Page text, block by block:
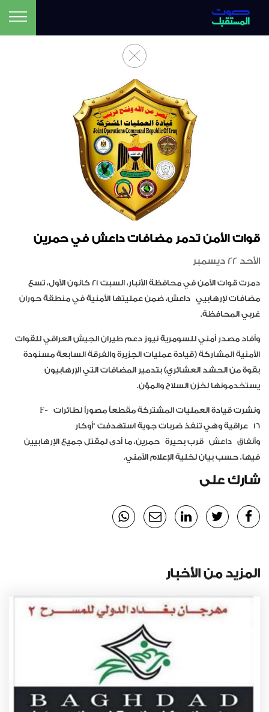
قوات الأمن تدمر مضافات داعش في حمرين
الأحد 22 ديسمبر
دمرت قوات الأمن في محافظة الأنبار، السبت ٢١ كانون الأول، تسع
مضافات لإرهابيي داعش، ضمن عمليتها الأمنية في منطقة حوران
غربي المحافظة.
وأفاد مصدر أمني للسومرية نيوز دعم طيران الجيش العراقي للقوات
الأمنية المشاركة (قيادة عمليات الجزيرة والفرقة السابعة مسنودة
بقوة من الحشد العشائري) بتدمير المضافات التي الإرهابيون
يستخدمونها لخزن السلاح والمؤن.
ونشرت قيادة العمليات المشتركة مقطعاً مصوراً لطائرات F-
16 عراقية وهي تنفذ ضربات جوية استهدفت “أوكار
وأنفاق داعش قرب بحيرة حمرين، ما أدى لمقتل جميع الإرهابيين
فيها، حسب بيان لخلية الإعلام الأمني.
شارك على
المزيد من الأخبار